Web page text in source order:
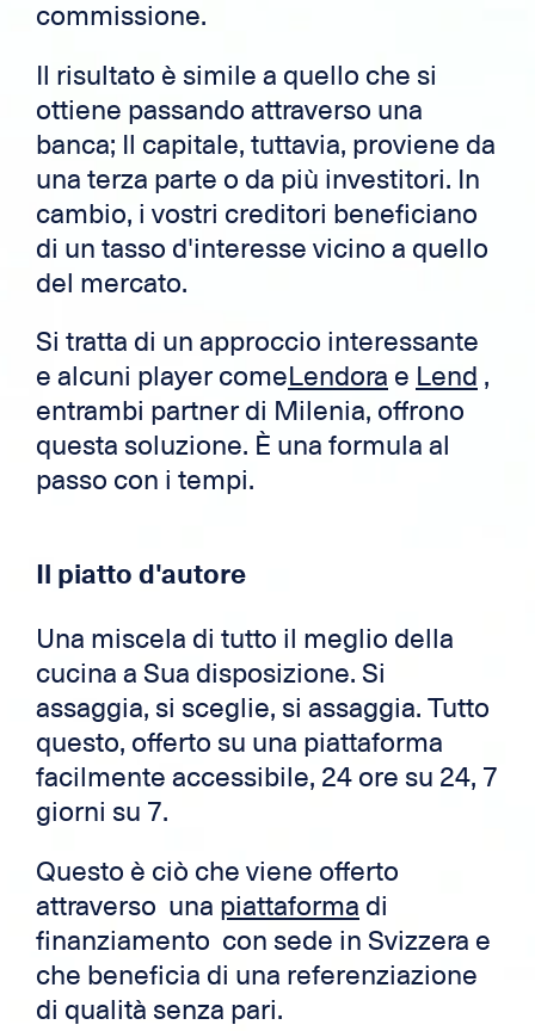
commissione.
Il risultato è simile a quello che si
ottiene passando attraverso una
banca; Il capitale, tuttavia, proviene da
una terza parte o da più investitori. In
cambio, i vostri creditori beneficiano
di un tasso d'interesse vicino a quello
del mercato.
Si tratta di un approccio interessante
e alcuni player comeLendora e Lend ,
entrambi partner di Milenia, offrono
questa soluzione. È una formula al
passo con i tempi.
Il piatto d'autore
Una miscela di tutto il meglio della
cucina a Sua disposizione. Si
assaggia, si sceglie, si assaggia. Tutto
questo, offerto su una piattaforma
facilmente accessibile, 24 ore su 24, 7
giorni su 7.
Questo è ciò che viene offerto
attraverso una piattaforma di
finanziamento con sede in Svizzera e
che beneficia di una referenziazione
di qualità senza pari.